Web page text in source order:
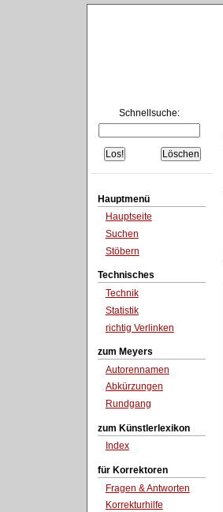
Schnellsuche:
Hauptmenü
Hauptseite
Suchen
Stöbern
Technisches
Technik
Statistik
richtig Verlinken
zum Meyers
Autorennamen
Abkürzungen
Rundgang
zum Künstlerlexikon
Index
für Korrektoren
Fragen & Antworten
Korrekturhilfe